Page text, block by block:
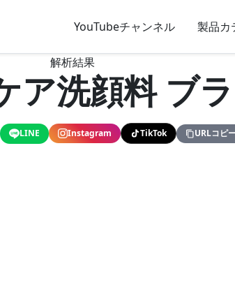
YouTubeチャンネル 製品カ
解析結果
ア洗顔料 ブ
LINE Instagram TikTok URLコピ